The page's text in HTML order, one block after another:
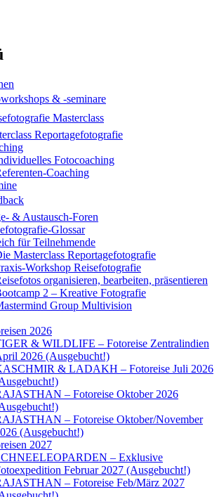
& -seminare
Masterclass
Reportagefotografie
Fotocoaching
Coaching
& Austausch-Foren
Glossar
für Teilnehmende
Masterclass Reportagefotografie
Workshop Reisefotografie
organisieren, bearbeiten, präsentieren
2 – Kreative Fotografie
Group Multivision
2026
& WILDLIFE – Fotoreise Zentralindien
2026 (Ausgebucht!)
& LADAKH – Fotoreise Juli 2026
– Fotoreise Oktober 2026
– Fotoreise Oktober/November
(Ausgebucht!)
2027
– Exklusive
Februar 2027 (Ausgebucht!)
– Fotoreise Feb/März 2027